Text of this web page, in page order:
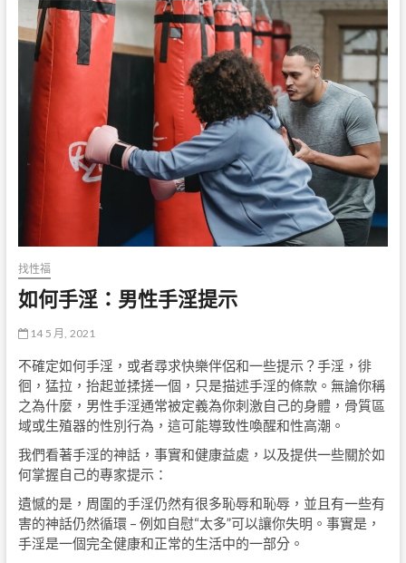
找性福
如何手淫：男性手淫提示
14 5 月, 2021
不確定如何手淫，或者尋求快樂伴侶和一些提示？手淫，徘
徊，猛拉，抬起並揉搓一個，只是描述手淫的條款。無論你稱
之為什麼，男性手淫通常被定義為你刺激自己的身體，骨質區
域或生殖器的性別行為，這可能導致性喚醒和性高潮。
我們看著手淫的神話，事實和健康益處，以及提供一些關於如
何掌握自己的專家提示：
遺憾的是，周圍的手淫仍然有很多恥辱和恥辱，並且有一些有
害的神話仍然循環 – 例如自慰“太多”可以讓你失明。事實是，
手淫是一個完全健康和正常的生活中的一部分。